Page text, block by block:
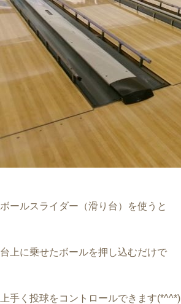
ボールスライダー（滑り台）を使うと
台上に乗せたボールを押し込むだけで
上手く投球をコントロールできます(*^^*)